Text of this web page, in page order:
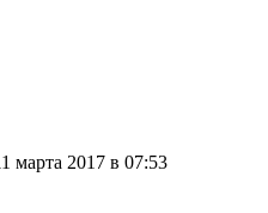
марта 2017 в 07:53